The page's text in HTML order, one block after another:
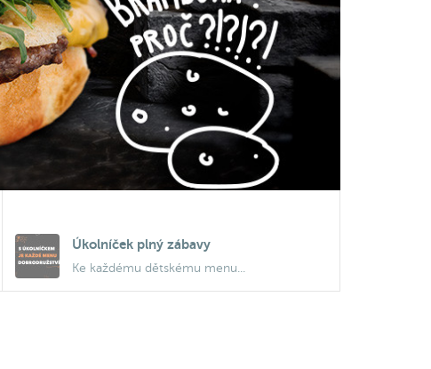
Úkolníček plný zábavy
Ke každému dětskému menu...